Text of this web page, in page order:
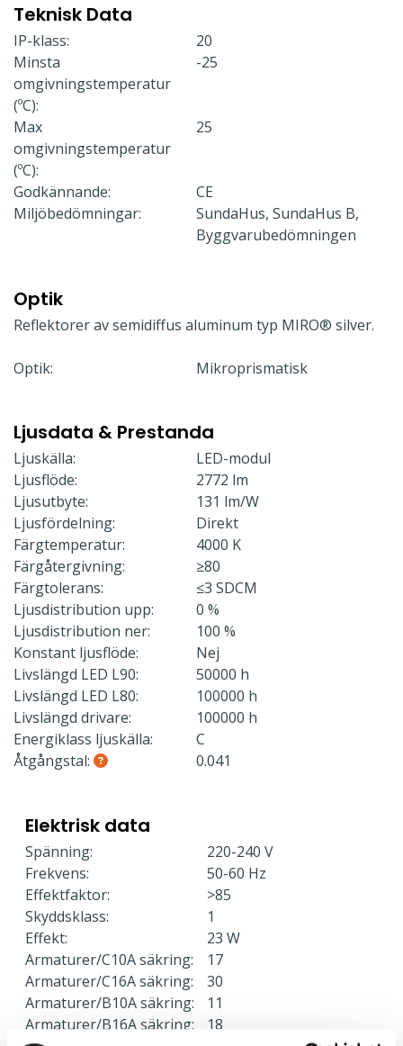
Teknisk Data
IP-klass:
20
Minsta
omgivningstemperatur
(ºC):
-25
Max
omgivningstemperatur
(ºC):
25
Godkännande:
CE
Miljöbedömningar:
SundaHus, SundaHus B,
Byggvarubedömningen
Optik
Reflektorer av semidiffus aluminum typ MIRO® silver.
Optik: Mikroprismatisk
Ljusdata & Prestanda
Ljuskälla:
LED-modul
Ljusflöde:
2772 lm
Ljusutbyte:
131 lm/W
Ljusfördelning:
Direkt
Färgtemperatur:
4000 K
Färgåtergivning:
≥80
Färgtolerans:
≤3 SDCM
Ljusdistribution upp:
0 %
Ljusdistribution ner:
100 %
Konstant ljusflöde:
Nej
Livslängd LED L90:
50000 h
Livslängd LED L80:
100000 h
Livslängd drivare:
100000 h
Energiklass ljuskälla:
C
Åtgångstal:
0.041
Elektrisk data
Spänning:
220-240 V
Frekvens:
50-60 Hz
Effektfaktor:
>85
Skyddsklass:
1
Effekt:
23 W
Armaturer/C10A säkring:
17
Armaturer/C16A säkring:
30
Armaturer/B10A säkring:
11
Armaturer/B16A säkring:
18